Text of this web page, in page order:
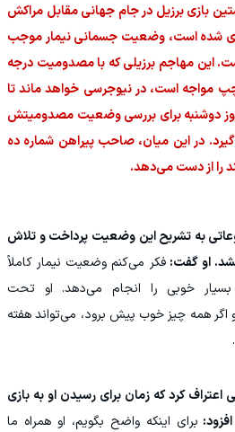
بازی برزیل در جام جهانی مقابل مراکش
شده است، وضعیت جسمانی نیمار موجب
این مهاجم برزیلی که با مصدومیت درجه
مواجه است، در نیوجرسی خواهد ماند تا
روز دوشنبه برای بررسی وضعیت مصدومیتش
در این میان، صاحب پیراهن شماره ده
را از دست می‌دهد.
به تشریح این وضعیت پرداخت و تلاش
او گفت:فکر می‌کنم وضعیت نیمار کاملاً
خوبی را انجام می‌دهد. او تحت
اگر همه چیز خوب پیش برود، می‌تواند هفته
اعتراف کرد که زمان برای رسیدن او به بازی
برای اینکه واضح بگویم، او همراه ما